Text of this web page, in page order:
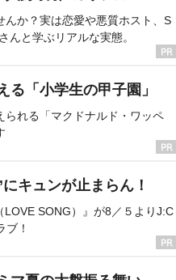
んか？実は恋愛や悪質ホスト、S
んと学ぶリアルな実態。
「小学生の甲子園」
られる「マクドナルド・ワッペ
キュンが止まらん！
SONG）』が8／５よりJ:C
！